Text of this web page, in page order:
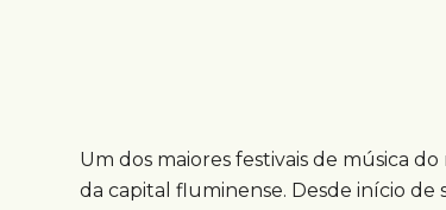
Um dos maiores festivais de música
da capital fluminense. Desde início